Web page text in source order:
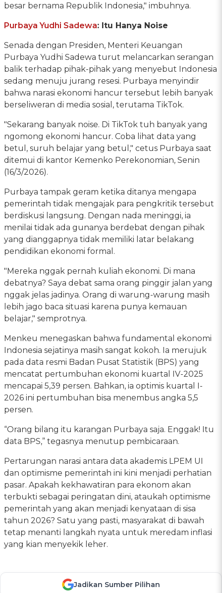
besar bernama Republik Indonesia," imbuhnya.
Purbaya Yudhi Sadewa: Itu Hanya Noise
Senada dengan Presiden, Menteri Keuangan
Purbaya Yudhi Sadewa turut melancarkan serangan
balik terhadap pihak-pihak yang menyebut Indonesia
sedang menuju jurang resesi. Purbaya menyindir
bahwa narasi ekonomi hancur tersebut lebih banyak
berseliweran di media sosial, terutama TikTok.
"Sekarang banyak noise. Di TikTok tuh banyak yang
ngomong ekonomi hancur. Coba lihat data yang
betul, suruh belajar yang betul," cetus Purbaya saat
ditemui di kantor Kemenko Perekonomian, Senin
(16/3/2026).
Purbaya tampak geram ketika ditanya mengapa
pemerintah tidak mengajak para pengkritik tersebut
berdiskusi langsung. Dengan nada meninggi, ia
menilai tidak ada gunanya berdebat dengan pihak
yang dianggapnya tidak memiliki latar belakang
pendidikan ekonomi formal.
"Mereka nggak pernah kuliah ekonomi. Di mana
debatnya? Saya debat sama orang pinggir jalan yang
nggak jelas jadinya. Orang di warung-warung masih
lebih jago baca situasi karena punya kemauan
belajar," semprotnya.
Menkeu menegaskan bahwa fundamental ekonomi
Indonesia sejatinya masih sangat kokoh. Ia merujuk
pada data resmi Badan Pusat Statistik (BPS) yang
mencatat pertumbuhan ekonomi kuartal IV-2025
mencapai 5,39 persen. Bahkan, ia optimis kuartal I-
2026 ini pertumbuhan bisa menembus angka 5,5
persen.
“Orang bilang itu karangan Purbaya saja. Enggak! Itu
data BPS,” tegasnya menutup pembicaraan.
Pertarungan narasi antara data akademis LPEM UI
dan optimisme pemerintah ini kini menjadi perhatian
pasar. Apakah kekhawatiran para ekonom akan
terbukti sebagai peringatan dini, ataukah optimisme
pemerintah yang akan menjadi kenyataan di sisa
tahun 2026? Satu yang pasti, masyarakat di bawah
tetap menanti langkah nyata untuk meredam inflasi
yang kian menyekik leher.
Jadikan Sumber Pilihan